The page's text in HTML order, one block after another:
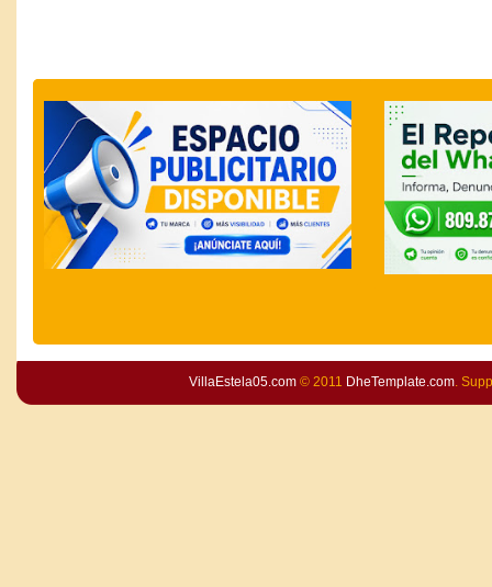
VillaEstela05.com© 2011 DheTemplate.com.